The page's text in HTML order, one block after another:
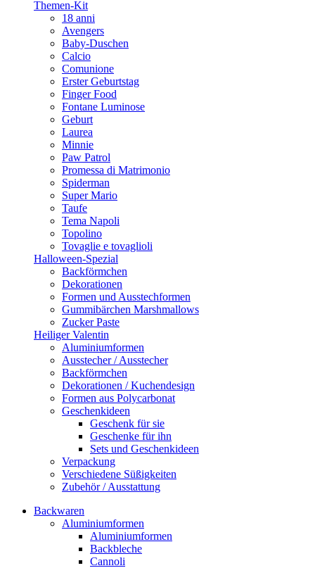
Themen-Kit
18 anni
Avengers
Baby-Duschen
Calcio
Comunione
Erster Geburtstag
Finger Food
Fontane Luminose
Geburt
Laurea
Minnie
Paw Patrol
Promessa di Matrimonio
Spiderman
Super Mario
Taufe
Tema Napoli
Topolino
Tovaglie e tovaglioli
Halloween-Spezial
Backförmchen
Dekorationen
Formen und Ausstechformen
Gummibärchen Marshmallows
Zucker Paste
Heiliger Valentin
Aluminiumformen
Ausstecher / Ausstecher
Backförmchen
Dekorationen / Kuchendesign
Formen aus Polycarbonat
Geschenkideen
Geschenk für sie
Geschenke für ihn
Sets und Geschenkideen
Verpackung
Verschiedene Süßigkeiten
Zubehör / Ausstattung
Backwaren
Aluminiumformen
Aluminiumformen
Backbleche
Cannoli